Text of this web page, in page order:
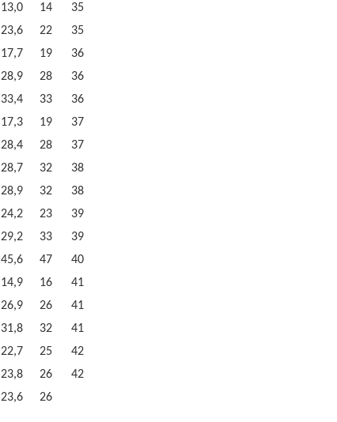
13,0 14
35
23,6 22
35
17,7 19
36
28,9 28
36
33,4 33
36
17,3 19
37
28,4 28
37
28,7 32
38
28,9 32
38
24,2 23
39
29,2 33
39
45,6 47
40
14,9 16
41
26,9 26
41
31,8 32
41
22,7 25
42
23,8 26
42
23,6 26